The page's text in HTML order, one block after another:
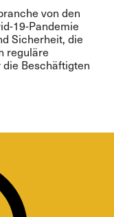
von den
19-Pandemie
Sicherheit, die
reguläre
Beschäftigten